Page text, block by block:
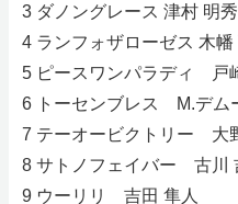
3 ダノングレース 津村 明秀
4 ランフォザローゼス 木幡
5 ピースワンパラディ 戸
6 トーセンブレス M.デム
7 テーオービクトリー 大
8 サトノフェイバー 古川
9 ウーリリ 吉田 隼人